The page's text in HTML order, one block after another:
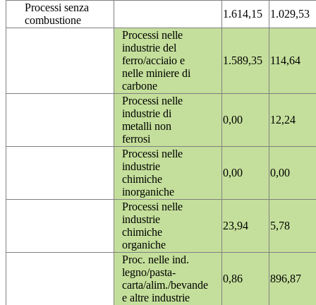
Processi senza
combustione
1.614,15
1.029,53
Processi nelle
industrie del
ferro/acciaio e
nelle miniere di
carbone
1.589,35 114,64
Processi nelle
industrie di
metalli non
ferrosi
0,00 12,24
Processi nelle
industrie
chimiche
inorganiche
0,00 0,00
Processi nelle
industrie
chimiche
organiche
23,94 5,78
Proc. nelle ind.
legno/pasta-
carta/alim./bevande
e altre industrie
0,86 896,87